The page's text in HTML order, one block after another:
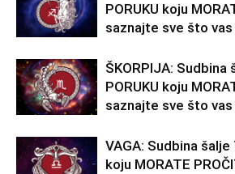
PORUKU koju
saznajte sve što
ŠKORPIJA: Sudbina
PORUKU koju
saznajte sve što
VAGA: Sudbina šalje
koju MORATE